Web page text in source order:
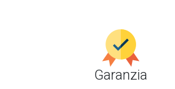
Garanzia